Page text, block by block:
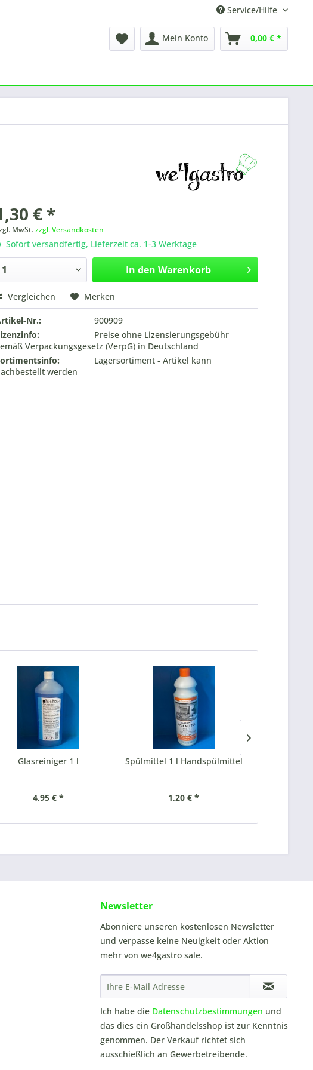
Service/Hilfe
Mein Konto 0,00 € *
€ *
MwSt.zzgl. Versandkosten
Sofort versandfertig, Lieferzeit ca. 1-3 Werktage
In den Warenkorb
Vergleichen Merken
Nr.:
900909
Preise ohne Lizensierungsgebühr
Verpackungsgesetz (VerpG) in Deutschland
Lagersortiment - Artikel kann
werden
Glasreiniger 1 l
4,95 € *
Spülmittel 1 l Handspülmittel
1,20 € *
Newsletter
Abonniere unseren kostenlosen Newsletter
und verpasse keine Neuigkeit oder Aktion
mehr von we4gastro sale.
Ich habe die Datenschutzbestimmungen und
das dies ein Großhandelsshop ist zur Kenntnis
genommen. Der Verkauf richtet sich
ausschießlich an Gewerbetreibende.